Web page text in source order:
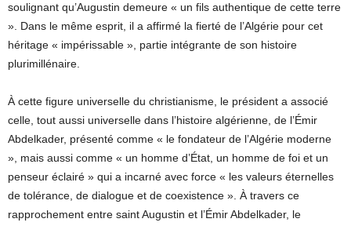
soulignant qu’Augustin demeure « un fils authentique de cette terre
». Dans le même esprit, il a affirmé la fierté de l’Algérie pour cet
héritage « impérissable », partie intégrante de son histoire
plurimillénaire.
À cette figure universelle du christianisme, le président a associé
celle, tout aussi universelle dans l’histoire algérienne, de l’Émir
Abdelkader, présenté comme « le fondateur de l’Algérie moderne
», mais aussi comme « un homme d’État, un homme de foi et un
penseur éclairé » qui a incarné avec force « les valeurs éternelles
de tolérance, de dialogue et de coexistence ». À travers ce
rapprochement entre saint Augustin et l’Émir Abdelkader, le